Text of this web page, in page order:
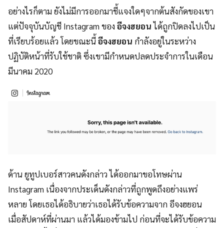
อย่างไรก็ตาม ยังไม่มีการออกมาชี้แจงใดๆจากต้นสังกัดของเขา
แต่ปัจจุบันบัญชี Instagram ของอีจงฮยอนได้ถูกปิดลงไปเป็น
ที่เรียบร้อยแล้ว โดยขณะนี้อีจงฮยอน กำลังอยู่ในระหว่าง
ปฏิบัติหน้าที่รับใช้ชาติ ซึ่งเขามีกำหนดปลดประจำการในเดือน
มีนาคม 2020
ด้าน ยูทูปเบอร์สาวคนดังกล่าว ได้ออกมาขอโทษผ่าน
Instagram เนื่องจากประเด็นดังกล่าวที่ถูกพูดถึงอย่างแพร่
หลาย โดยเธอได้อธิบายว่าเธอได้รับข้อความจาก อีจงฮยอน
เมื่อสัปดาห์ที่ผ่านมา แล้วได้มองข้ามไป ก่อนที่จะได้รับข้อความ